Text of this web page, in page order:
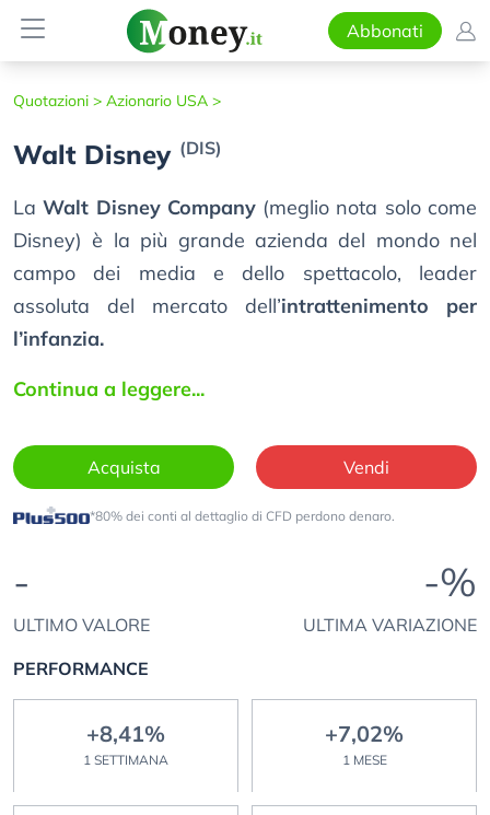
Abbonati
Quotazioni > Azionario USA >
Walt Disney (DIS)
LaWalt Disney Company (meglio nota solo come
Disney) è la più grande azienda del mondo nel
campo dei media e dello spettacolo, leader
assoluta del mercato dell’intrattenimento per
l’infanzia.
Continua a leggere...
Acquista Vendi
*80% dei conti al dettaglio di CFD perdono denaro.
-
ULTIMO VALORE
-%
ULTIMA VARIAZIONE
PERFORMANCE
+8,41%
1 SETTIMANA
+7,02%
1 MESE